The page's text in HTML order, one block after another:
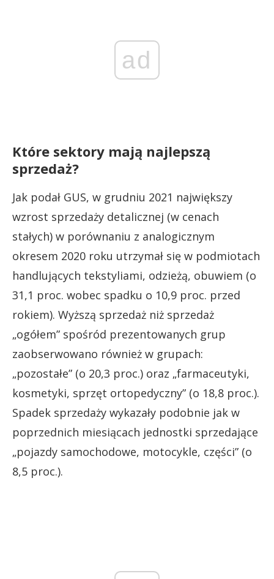
ad
Które sektory mają najlepszą
sprzedaż?
Jak podał GUS, w grudniu 2021 największy
wzrost sprzedaży detalicznej (w cenach
stałych) w porównaniu z analogicznym
okresem 2020 roku utrzymał się w podmiotach
handlujących tekstyliami, odzieżą, obuwiem (o
31,1 proc. wobec spadku o 10,9 proc. przed
rokiem). Wyższą sprzedaż niż sprzedaż
„ogółem” spośród prezentowanych grup
zaobserwowano również w grupach:
„pozostałe” (o 20,3 proc.) oraz „farmaceutyki,
kosmetyki, sprzęt ortopedyczny” (o 18,8 proc.).
Spadek sprzedaży wykazały podobnie jak w
poprzednich miesiącach jednostki sprzedające
„pojazdy samochodowe, motocykle, części” (o
8,5 proc.).